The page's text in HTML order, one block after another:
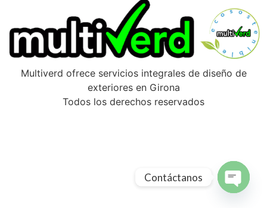
Multiverd ofrece servicios integrales de diseño de
exteriores en Girona
Todos los derechos reservados
Contáctanos